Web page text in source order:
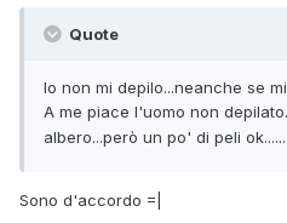
Quote
Io non mi depilo...neanche se
A me piace l'uomo non
albero...però un po' di peli ok......
Sono d'accordo =|